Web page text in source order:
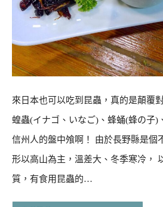
來日本也可以吃到昆蟲，真的是顛覆
蝗蟲(イナゴ、いなご)、蜂蛹(蜂の子)
信州人的盤中飧啊！ 由於長野縣是個
形以高山為主，溫差大、冬季寒冷，
質，有食用昆蟲的…